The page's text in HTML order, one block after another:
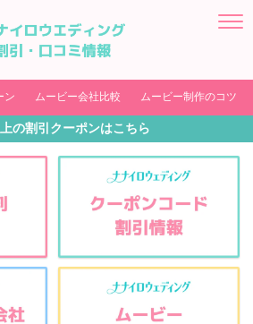
ン ムービー会社比較 ムービー制作のコツ
の割引クーポンはこちら